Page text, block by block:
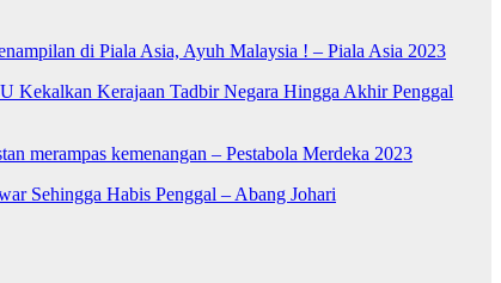
di Piala Asia, Ayuh Malaysia ! – Piala Asia 2023
Kekalkan Kerajaan Tadbir Negara Hingga Akhir Penggal
merampas kemenangan – Pestabola Merdeka 2023
Sehingga Habis Penggal – Abang Johari